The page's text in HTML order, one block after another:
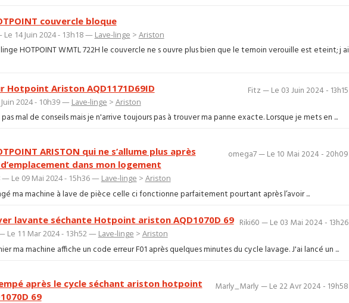
couvercle bloque
14 Juin 2024 - 13h18 — Lave-linge > Ariston
HOTPOINT WMTL 722H le couvercle ne s ouvre plus bien que le temoin verouille est eteint; j ai
Fitz — Le 03 Juin 2024 - 13h15
Hotpoint Ariston AQD1171D69ID
2024 - 10h39 — Lave-linge > Ariston
mal de conseils mais je n'arrive toujours pas à trouver ma panne exacte. Lorsque je mets en ...
omega7 — Le 10 Mai 2024 - 20h09
ARISTON qui ne s’allume plus après
dans mon logement
— Le 09 Mai 2024 - 15h36 — Lave-linge > Ariston
ma machine à lave de pièce celle ci fonctionne parfaitement pourtant après l’avoir ...
Riki60 — Le 03 Mai 2024 - 13h26
lavante séchante Hotpoint ariston AQD1070D 69
Le 11 Mar 2024 - 13h52 — Lave-linge > Ariston
ma machine affiche un code erreur F01 après quelques minutes du cycle lavage. J'ai lancé un ...
Marly_Marly — Le 22 Avr 2024 - 19h58
après le cycle séchant ariston hotpoint
69